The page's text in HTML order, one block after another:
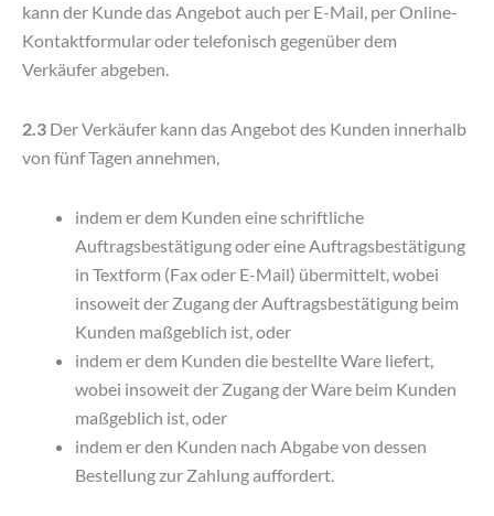
kann der Kunde das Angebot auch per E-Mail, per Online-
Kontaktformular oder telefonisch gegenüber dem
Verkäufer abgeben.
2.3 Der Verkäufer kann das Angebot des Kunden innerhalb
von fünf Tagen annehmen,
indem er dem Kunden eine schriftliche
Auftragsbestätigung oder eine Auftragsbestätigung
in Textform (Fax oder E-Mail) übermittelt, wobei
insoweit der Zugang der Auftragsbestätigung beim
Kunden maßgeblich ist, oder
indem er dem Kunden die bestellte Ware liefert,
wobei insoweit der Zugang der Ware beim Kunden
maßgeblich ist, oder
indem er den Kunden nach Abgabe von dessen
Bestellung zur Zahlung auffordert.